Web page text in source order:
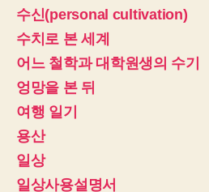
수신(personal cultivation)
수치로 본 세계
어느 철학과 대학원생의 수기
엉망을 본 뒤
여행 일기
용산
일상
일상사용설명서